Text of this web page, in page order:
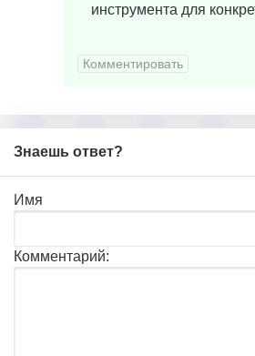
инструмента для
Комментировать
Знаешь ответ?
Имя
Комментарий: